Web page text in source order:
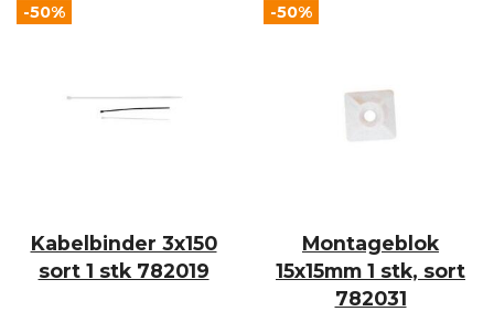
-50%
Kabelbinder 3x150
sort 1 stk 782019
-50%
Montageblok
15x15mm 1 stk, sort
782031